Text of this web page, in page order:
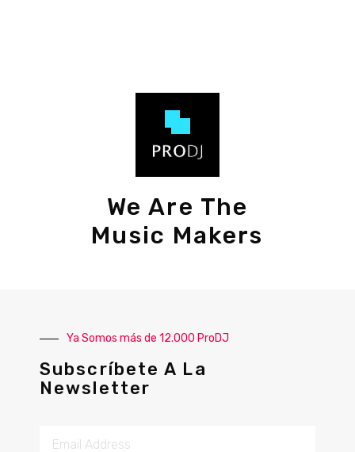
We Are The
Music Makers
Ya Somos más de 12.000 ProDJ
Subscríbete A La
Newsletter